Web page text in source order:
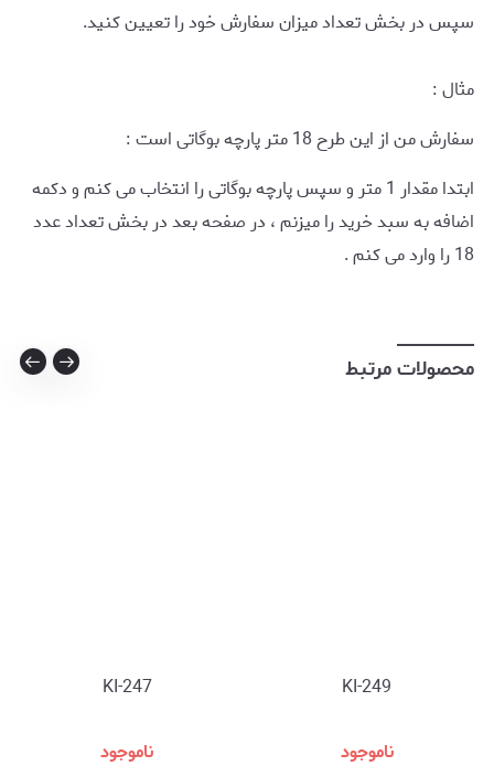
سپس در بخش تعداد میزان سفارش خود را تعیین کنید.
مثال :
سفارش من از این طرح 18 متر پارچه بوگاتی است :
ابتدا مقدار 1 متر و سپس پارچه بوگاتی را انتخاب می کنم و دکمه
اضافه به سبد خرید را میزنم ، در صفحه بعد در بخش تعداد عدد
18 را وارد می کنم .
محصولات مرتبط
KI-249
ناموجود
KI-247
ناموجود